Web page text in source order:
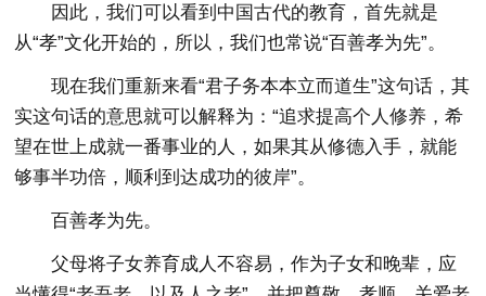
因此，我们可以看到中国古代的教育，首先就是
从“孝”文化开始的，所以，我们也常说“百善孝为先”。
现在我们重新来看“君子务本本立而道生”这句话，其
实这句话的意思就可以解释为：“追求提高个人修养，希
望在世上成就一番事业的人，如果其从修德入手，就能
够事半功倍，顺利到达成功的彼岸”。
百善孝为先。
父母将子女养育成人不容易，作为子女和晚辈，应